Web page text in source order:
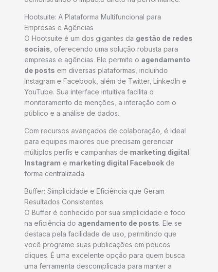
Hootsuite: A Plataforma Multifuncional para
Empresas e Agências
O Hootsuite é um dos gigantes da gestão de redes
sociais , oferecendo uma solução robusta para
empresas e agências. Ele permite o agendamento
de posts em diversas plataformas, incluindo
Instagram e Facebook, além de Twitter, LinkedIn e
YouTube. Sua interface intuitiva facilita o
monitoramento de menções, a interação com o
público e a análise de dados.
Com recursos avançados de colaboração, é ideal
para equipes maiores que precisam gerenciar
múltiplos perfis e campanhas de marketing digital
Instagram e marketing digital Facebook de
forma centralizada.
Buffer: Simplicidade e Eficiência que Geram
Resultados Consistentes
O Buffer é conhecido por sua simplicidade e foco
na eficiência do agendamento de posts. Ele se
destaca pela facilidade de uso, permitindo que
você programe suas publicações em poucos
cliques. É uma excelente opção para quem busca
uma ferramenta descomplicada para manter a